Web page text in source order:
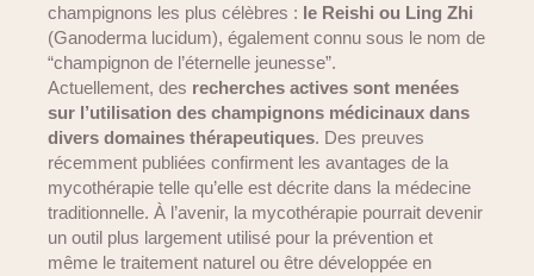
champignons les plus célèbres : le Reishi ou Ling Zhi
(Ganoderma lucidum), également connu sous le nom de
“champignon de l’éternelle jeunesse”.
Actuellement, des recherches actives sont menées
sur l’utilisation des champignons médicinaux dans
divers domaines thérapeutiques. Des preuves
récemment publiées confirment les avantages de la
mycothérapie telle qu’elle est décrite dans la médecine
traditionnelle. À l’avenir, la mycothérapie pourrait devenir
un outil plus largement utilisé pour la prévention et
même le traitement naturel ou être développée en